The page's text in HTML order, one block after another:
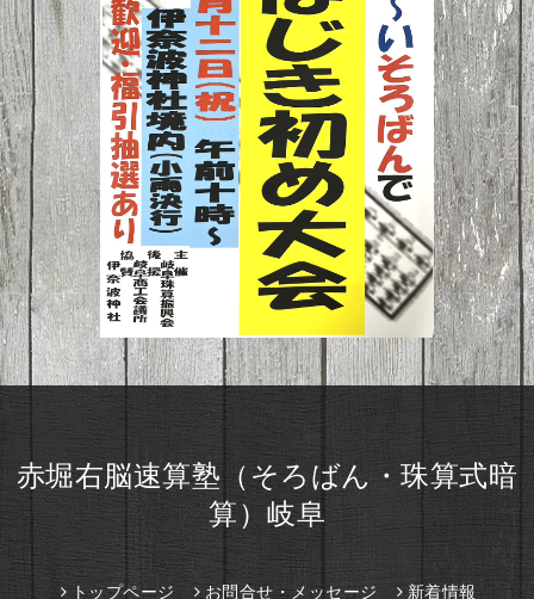
赤堀右脳速算塾（そろばん・珠算式暗
算）岐阜
トップページ お問合せ・メッセージ 新着情報